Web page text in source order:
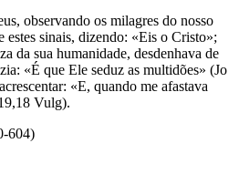
observando os milagres do nosso
estes sinais, dizendo: «Eis o Cristo»;
da sua humanidade, desdenhava de
«É que Ele seduz as multidões» (Jo
«E, quando me afastava
Vulg).
604)